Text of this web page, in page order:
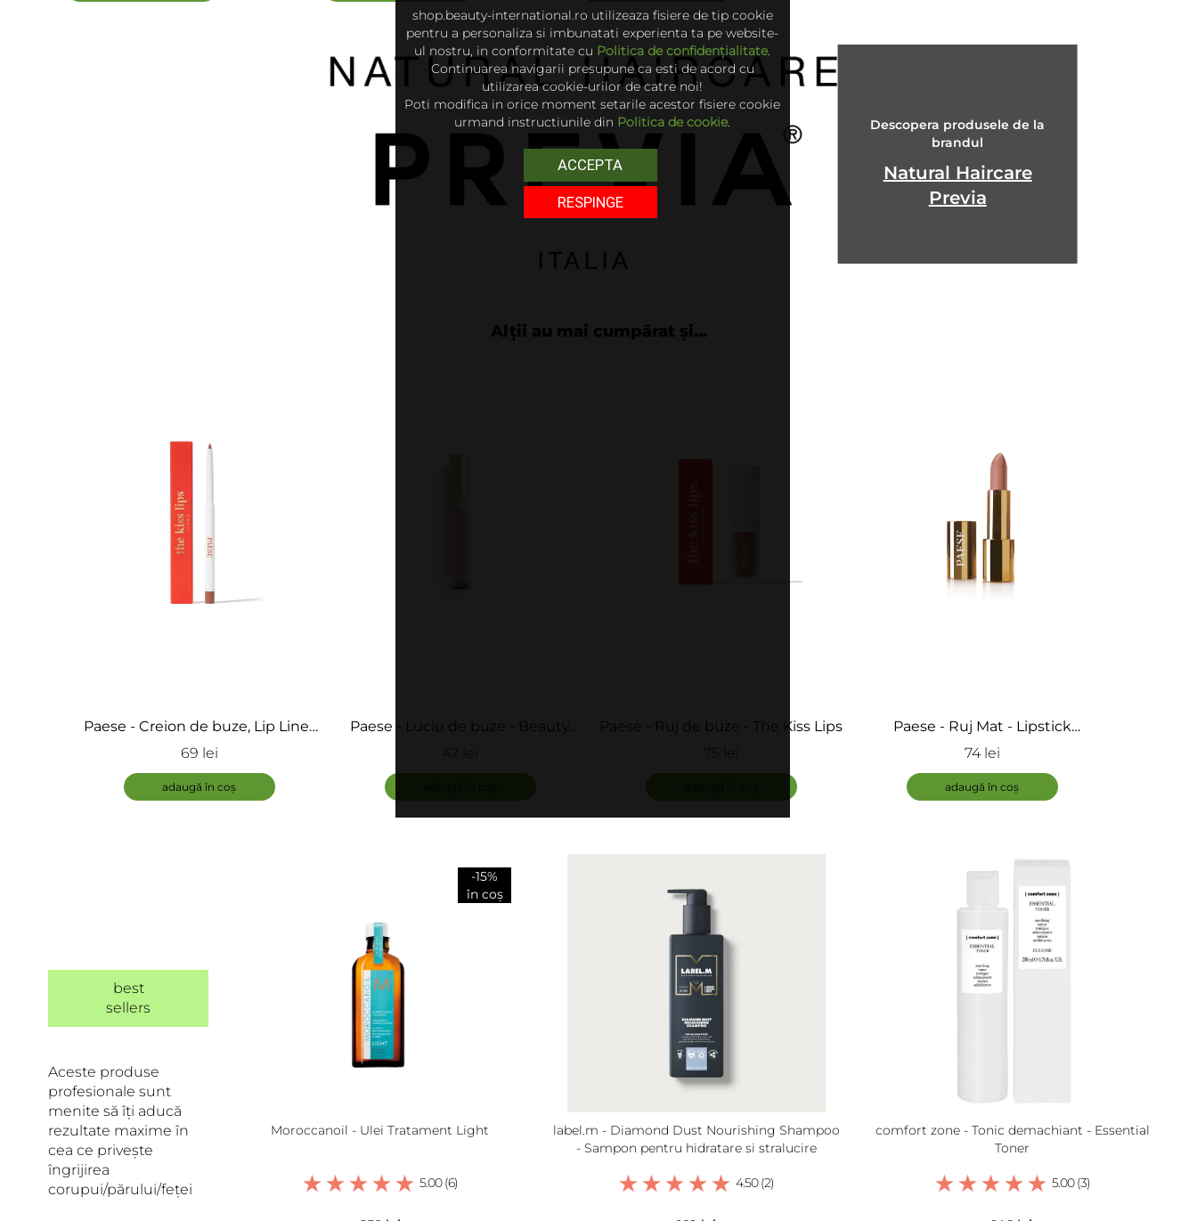
Descopera produsele de la
brandul
Natural Haircare
Previa
Alții au mai cumpărat și...
Paese - Creion de buze, Lip Liner
The kiss lips
69 lei
adaugă în coș
Paese - Luciu de buze - Beauty
47 lei
Paese - Ruj de buze - The Kiss Lips
75 lei
Paese - Ruj Mat - Lipstick
Mattologie
74 lei
adaugă în coș
best
sellers
Aceste produse
profesionale sunt
menite să îți aducă
rezultate maxime în
cea ce privește
îngrijirea
corupui/părului/feței
-15%
în coș
Moroccanoil - Ulei Tratament Light
5.00 (6)
label.m - Diamond Dust Nourishing Shampoo
- Sampon pentru hidratare si stralucire
4.50 (2)
comfort zone - Tonic demachiant - Essential
Toner
5.00 (3)
shop.beauty-international.ro utilizeaza fisiere de tip cookie
pentru a personaliza si imbunatati experienta ta pe website-
ul nostru, in conformitate cu Politica de confidențialitate.
Continuarea navigarii presupune ca esti de acord cu
utilizarea cookie-urilor de catre noi!
Poti modifica in orice moment setarile acestor fisiere cookie
urmand instructiunile din Politica de cookie.
ACCEPTA
RESPINGE